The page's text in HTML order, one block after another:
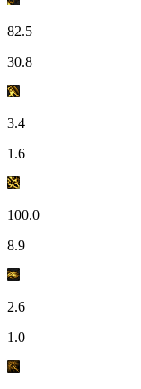
82.5
30.8
3.4
1.6
100.0
8.9
2.6
1.0